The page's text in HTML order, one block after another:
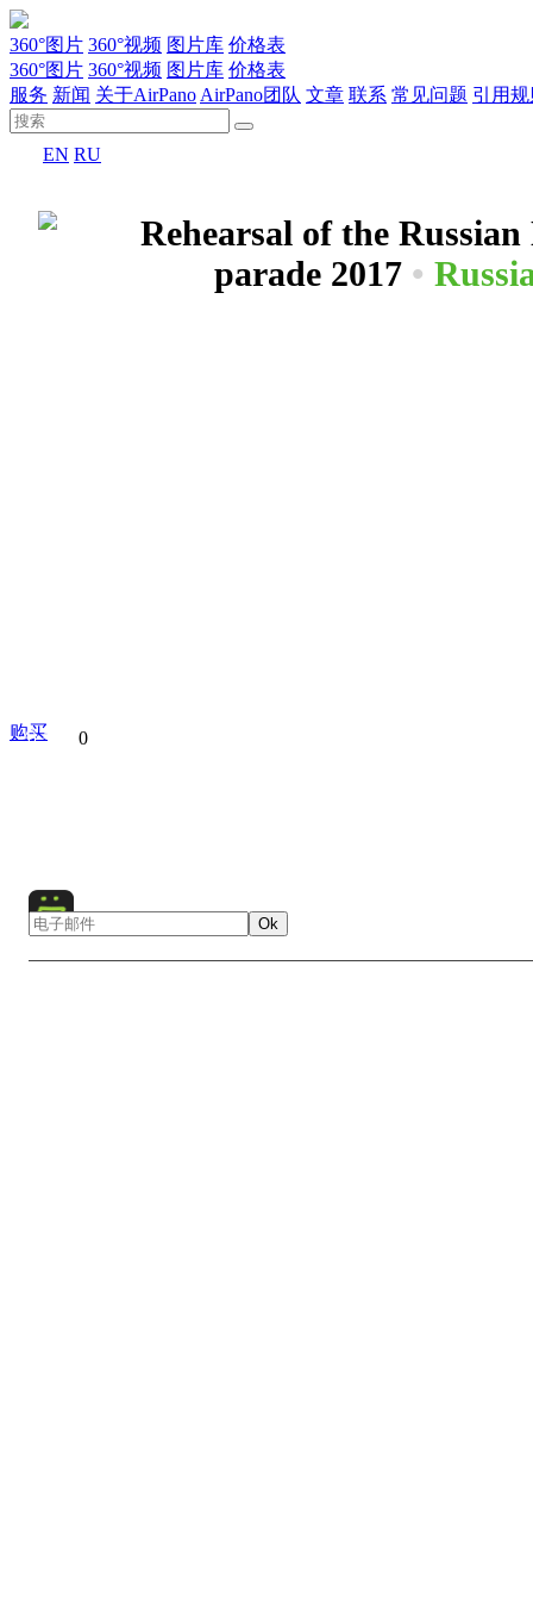
360°图片 360°视频 图片库 价格表
360°图片 360°视频 图片库 价格表
服务 新闻 关于AirPano AirPano团队 文章 联系 常见问题 引用
EN RU
Rehearsal of the Russian
parade 2017 •
分享到 0
购买
Ok